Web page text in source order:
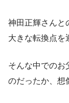
神田正輝さんと
大きな転換点を
そんな中でのお
のだったか、想